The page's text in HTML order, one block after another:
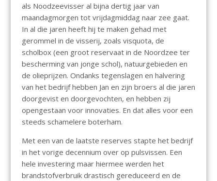
als Noodzeevisser al bijna dertig jaar van
maandagmorgen tot vrijdagmiddag naar zee gaat.
In al die jaren heeft hij te maken gehad met
gerommel in de visserij, zoals visquota, de
scholbox (een groot reservaat in de Noordzee ter
bescherming van jonge schol), natuurgebieden en
de olieprijzen. Ondanks tegenslagen en halvering
van het bedrijf hebben Jan en zijn broers al die jaren
doorgevist en doorgevochten, en hebben zij
opengestaan voor innovaties. En dat alles voor een
steeds schamelere boterham.
Met een van de laatste reserves stapte het bedrijf
in het vorige decennium over op pulsvissen. Een
hele investering maar hiermee werden het
brandstofverbruik drastisch gereduceerd en de